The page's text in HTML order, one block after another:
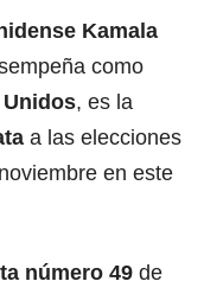
Kamala
como
, es la
a las elecciones
en este
número 49 de